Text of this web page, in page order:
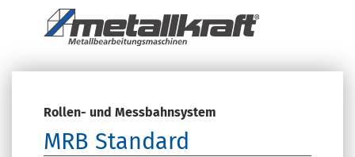
Rollen- und Messbahnsystem
MRB Standard